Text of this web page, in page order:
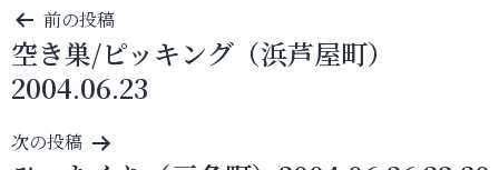
投
稿
ナ
ビ
ゲ
前の投稿
空き巣/ピッキング（浜芦屋町）
2004.06.23
次の投稿